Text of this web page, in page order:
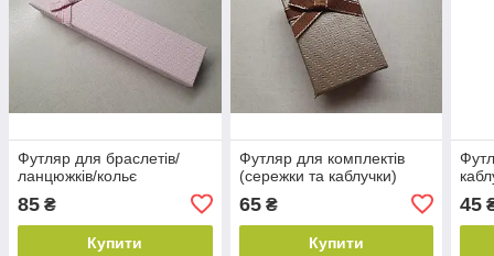
Футляр для браслетів/
ланцюжків/кольє
85 ₴
Купити
Футляр для комплектів
(сережки та каблучки)
65₴
Купити
45